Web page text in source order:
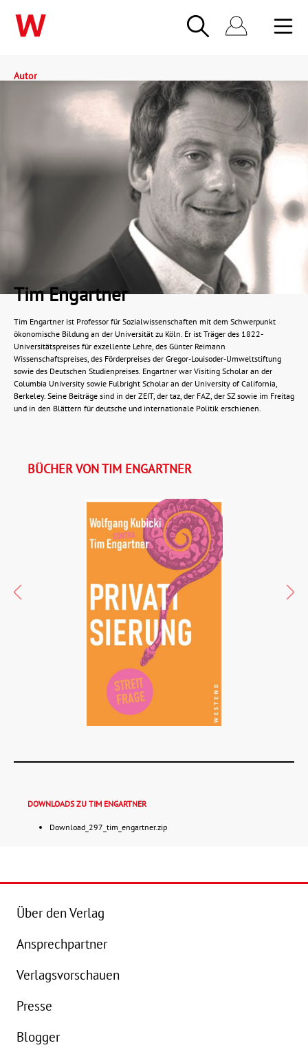
Autor
Tim Engartner
Tim Engartner ist Professor für Sozialwissenschaften mit dem Schwerpunkt
ökonomische Bildung an der Universität zu Köln. Er ist Träger des 1822-
Universitätspreises für exzellente Lehre, des Günter Reimann
Wissenschaftspreises, des Förderpreises der Gregor-Louisoder-Umweltstiftung
sowie des Deutschen Studienpreises. Engartner war Visiting Scholar an der
Columbia University sowie Fulbright Scholar an der University of California,
Berkeley. Seine Beiträge sind in der ZEIT, der taz, der FAZ, der SZ sowie im Freitag
und in den Blättern für deutsche und internationale Politik erschienen.
BÜCHER VON TIM ENGARTNER
DOWNLOADS ZU TIM ENGARTNER
Download_297_tim_engartner.zip
Über den Verlag
Ansprechpartner
Verlagsvorschauen
Presse
Blogger